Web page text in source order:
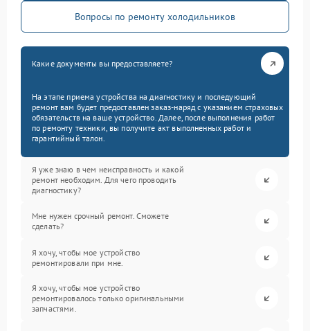
Вопросы по ремонту холодильников
Какие документы вы предоставляете?
На этапе приема устройства на диагностику и последующий
ремонт вам будет предоставлен заказ-наряд с указанием страховых
обязательств на ваше устройство. Далее, после выполнения работ
по ремонту техники, вы получите акт выполненных работ и
гарантийный талон.
Я уже знаю в чем неисправность и какой
ремонт необходим. Для чего проводить
диагностику?
Мне нужен срочный ремонт. Сможете
сделать?
Я хочу, чтобы мое устройство
ремонтировали при мне.
Я хочу, чтобы мое устройство
ремонтировалось только оригинальными
запчастями.